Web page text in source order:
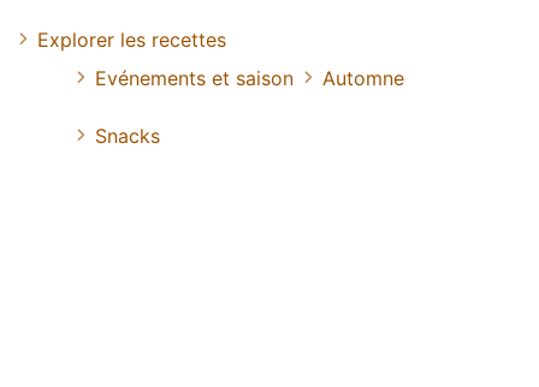
Explorer les recettes
Evénements et saison
Automne
Snacks